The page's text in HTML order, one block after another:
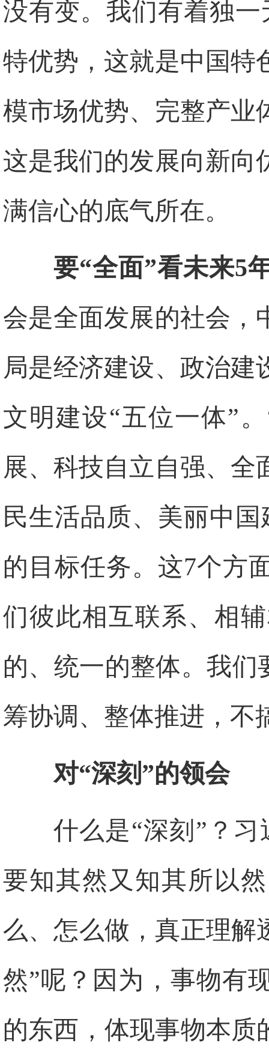
没有变。我们有着独
特优势，这就是中国特
模市场优势、完整产业
这是我们的发展向新向
满信心的底气所在。
要“全面”看未来5
会是全面发展的社会，
局是经济建设、政治建
文明建设“五位一体”
展、科技自立自强、全
民生活品质、美丽中
的目标任务。这7个方
们彼此相互联系、相
的、统一的整体。我们
筹协调、整体推进，不
对“深刻”的领会
什么是“深刻”？
要知其然又知其所以
么、怎么做，真正理解
然”呢？因为，事物有
的东西，体现事物本质